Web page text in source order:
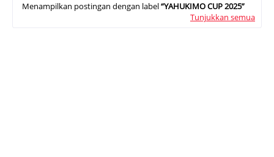
Menampilkan postingan dengan label YAHUKIMO CUP 2025
Tunjukkan semua